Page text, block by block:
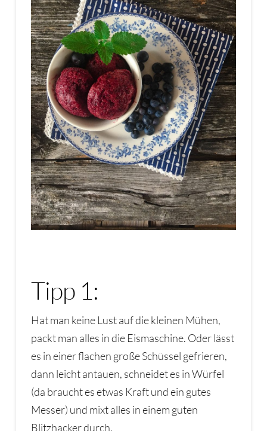
Tipp 1:
Hat man keine Lust auf die kleinen Mühen,
packt man alles in die Eismaschine. Oder lässt
es in einer flachen große Schüssel gefrieren,
dann leicht antauen, schneidet es in Würfel
(da braucht es etwas Kraft und ein gutes
Messer) und mixt alles in einem guten
Blitzhacker durch.